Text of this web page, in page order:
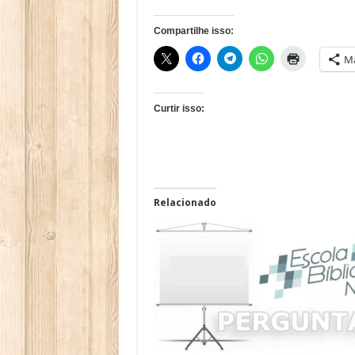
Compartilhe isso:
Curtir isso:
Relacionado